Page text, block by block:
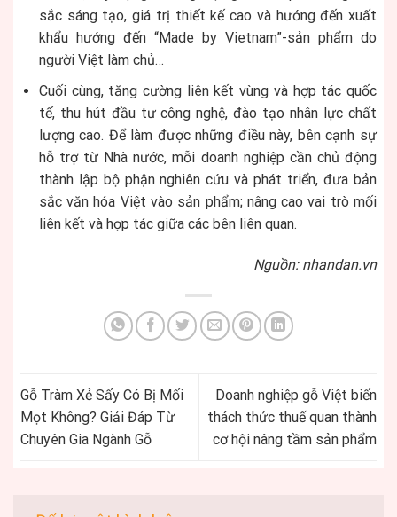
sắc sáng tạo, giá trị thiết kế cao và hướng đến xuất
khẩu hướng đến “Made by Vietnam”-sản phẩm do
người Việt làm chủ…
Cuối cùng, tăng cường liên kết vùng và hợp tác quốc
tế, thu hút đầu tư công nghệ, đào tạo nhân lực chất
lượng cao. Để làm được những điều này, bên cạnh sự
hỗ trợ từ Nhà nước, mỗi doanh nghiệp cần chủ động
thành lập bộ phận nghiên cứu và phát triển, đưa bản
sắc văn hóa Việt vào sản phẩm; nâng cao vai trò mối
liên kết và hợp tác giữa các bên liên quan.
Nguồn: nhandan.vn
Gỗ Tràm Xẻ Sấy Có Bị Mối
Mọt Không? Giải Đáp Từ
Chuyên Gia Ngành Gỗ
Doanh nghiệp gỗ Việt biến
thách thức thuế quan thành
cơ hội nâng tầm sản phẩm